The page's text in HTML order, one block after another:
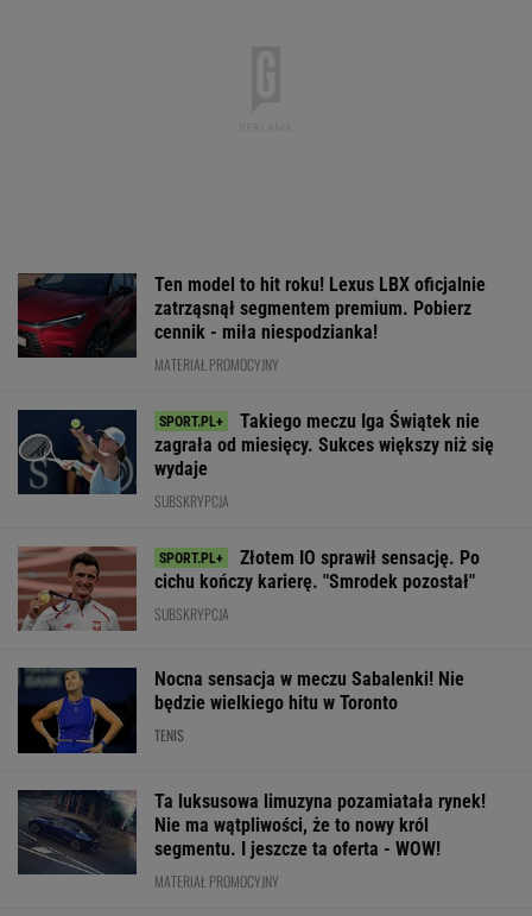
Ten model to hit roku! Lexus LBX oficjalnie
zatrząsnął segmentem premium. Pobierz
cennik - miła niespodzianka!
MATERIAŁ PROMOCYJNY
Takiego meczu Iga Świątek nie
zagrała od miesięcy. Sukces większy niż się
wydaje
SUBSKRYPCJA
Złotem IO sprawił sensację. Po
cichu kończy karierę. "Smrodek pozostał"
SUBSKRYPCJA
Nocna sensacja w meczu Sabalenki! Nie
będzie wielkiego hitu w Toronto
TENIS
Ta luksusowa limuzyna pozamiatała rynek!
Nie ma wątpliwości, że to nowy król
segmentu. I jeszcze ta oferta - WOW!
MATERIAŁ PROMOCYJNY